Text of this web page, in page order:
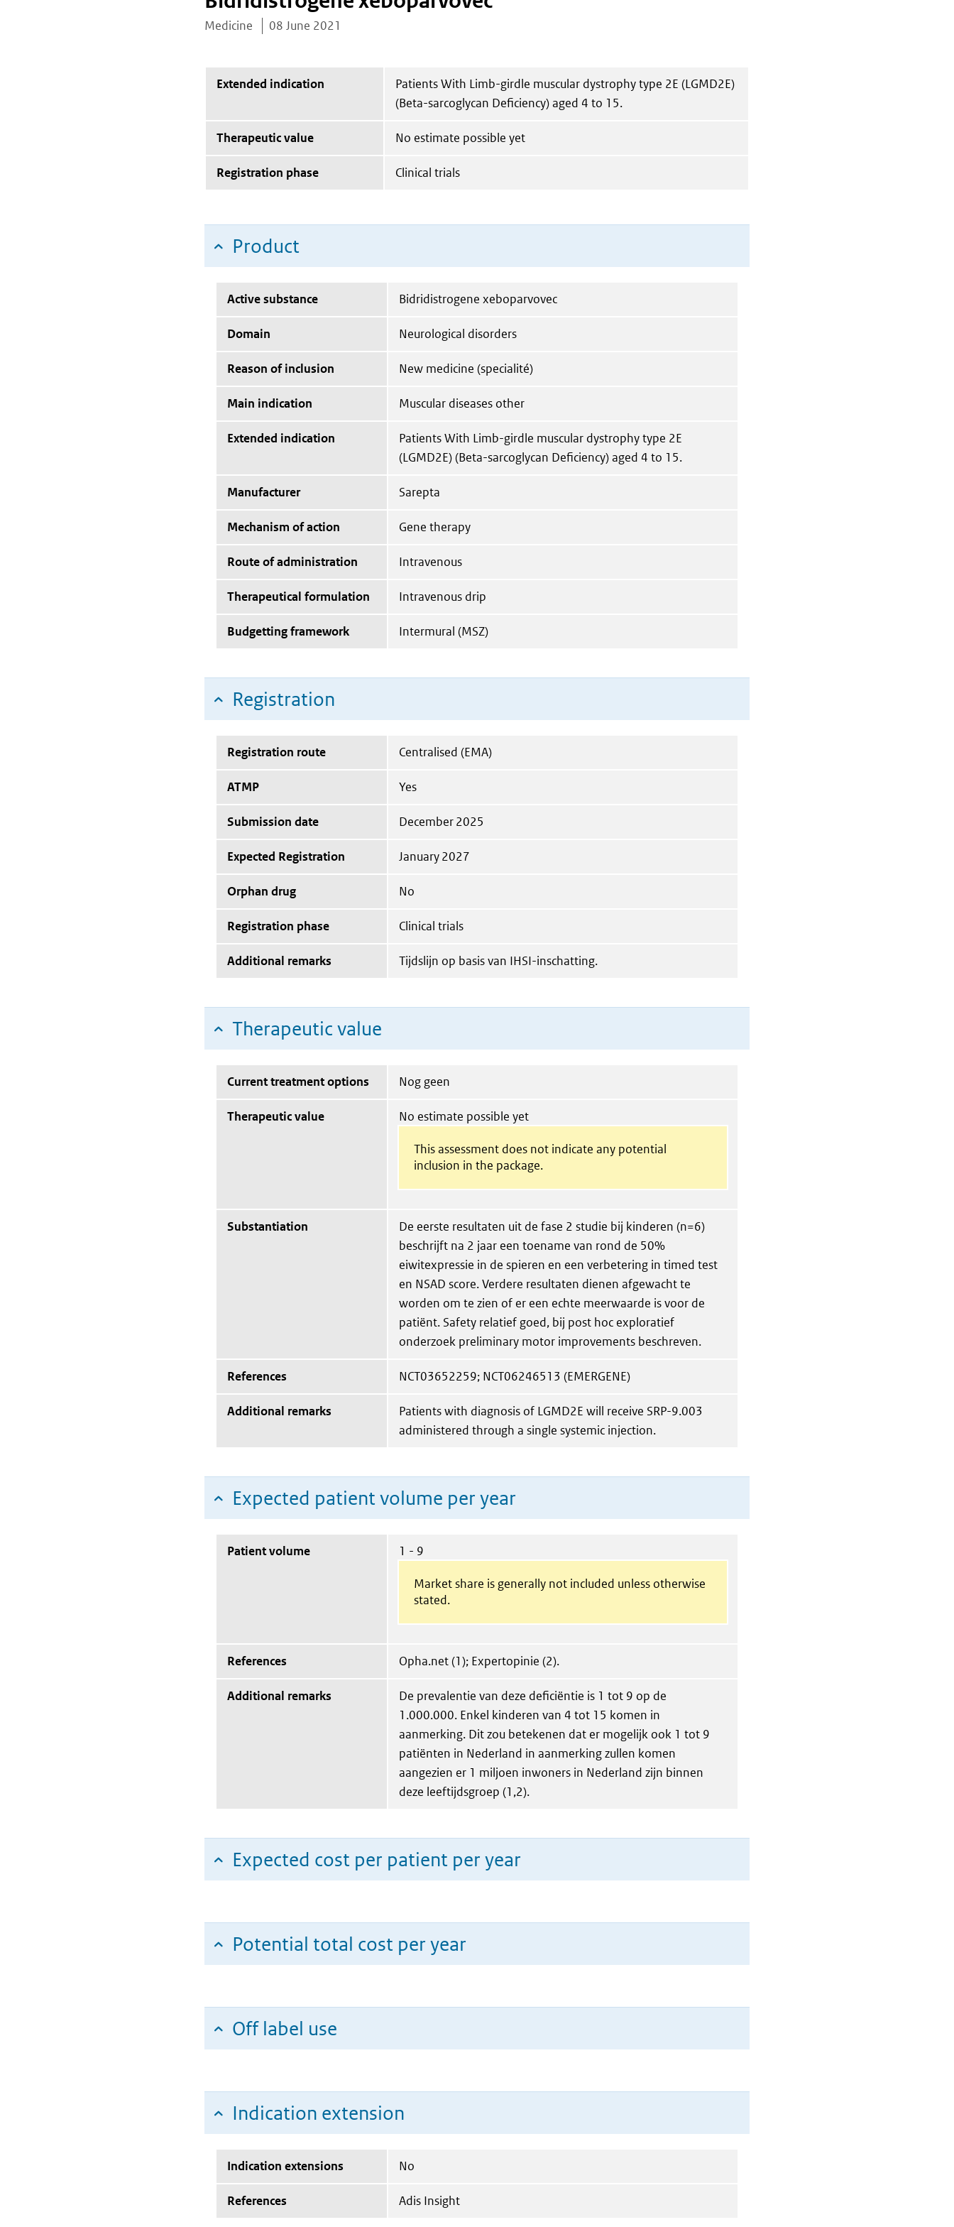
Medicine 08 June 2021
Extended indication
Patients With Limb-girdle muscular dystrophy type 2E (LGMD2E)
(Beta-sarcoglycan Deficiency) aged 4 to 15.
Therapeutic value No estimate possible yet
Registration phase Clinical trials
Product
Active substance Bidridistrogene xeboparvovec
Domain Neurological disorders
Reason of inclusion New medicine (specialité)
Main indication Muscular diseases other
Extended indication
Patients With Limb-girdle muscular dystrophy type 2E
(LGMD2E) (Beta-sarcoglycan Deficiency) aged 4 to 15.
Manufacturer Sarepta
Mechanism of action Gene therapy
Route of administration Intravenous
Therapeutical formulation Intravenous drip
Budgetting framework Intermural (MSZ)
Registration
Registration route Centralised (EMA)
ATMP Yes
Submission date December 2025
Expected Registration January 2027
Orphan drug No
Registration phase Clinical trials
Additional remarks Tijdslijn op basis van IHSI-inschatting.
Therapeutic value
Current treatment options Nog geen
Therapeutic value No estimate possible yet
This assessment does not indicate any potential
inclusion in the package.
Substantiation
De eerste resultaten uit de fase 2 studie bij kinderen (n=6)
beschrijft na 2 jaar een toename van rond de 50%
eiwitexpressie in de spieren en een verbetering in timed test
en NSAD score. Verdere resultaten dienen afgewacht te
worden om te zien of er een echte meerwaarde is voor de
patiënt. Safety relatief goed, bij post hoc exploratief
onderzoek preliminary motor improvements beschreven.
References NCT03652259; NCT06246513 (EMERGENE)
Additional remarks
Patients with diagnosis of LGMD2E will receive SRP-9.003
administered through a single systemic injection.
Expected patient volume per year
Patient volume 1 - 9
Market share is generally not included unless otherwise
stated.
References Opha.net (1); Expertopinie (2).
Additional remarks
De prevalentie van deze deficiëntie is 1 tot 9 op de
1.000.000. Enkel kinderen van 4 tot 15 komen in
aanmerking. Dit zou betekenen dat er mogelijk ook 1 tot 9
patiënten in Nederland in aanmerking zullen komen
aangezien er 1 miljoen inwoners in Nederland zijn binnen
deze leeftijdsgroep (1,2).
Expected cost per patient per year
Potential total cost per year
Off label use
Indication extension
Indication extensions No
References Adis Insight